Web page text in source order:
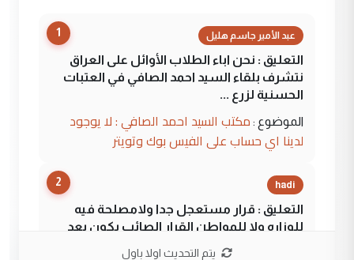
1 عبد الأمير جاسم هليل
التعليق : نحن اباء الطلاب الأوائل على العراق
نتشرف بلقاء السيد احمد الصافي في العتبات
الحسنية لزرع ...
الموضوع : مكتب السيد احمد الصافي : لا يوجود
لدينا اي حساب على الفيس بوك وتويتر
2 hadi
التعليق : قرار مستعجل جدا ولامصلحة فيه
للوزاره ولا للمواطن القرار الصائب يكون بعد
يتم التحديث اولا باول